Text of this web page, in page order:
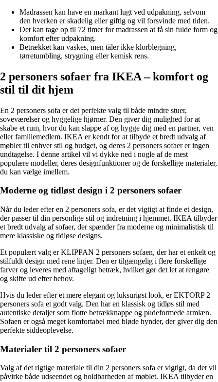
Madrassen kan have en markant lugt ved udpakning, selvom
den hverken er skadelig eller giftig og vil forsvinde med tiden.
Det kan tage op til 72 timer for madrassen at få sin fulde form og
komfort efter udpakning.
Betrækket kan vaskes, men tåler ikke klorblegning,
tørretumbling, strygning eller kemisk rens.
2 personers sofaer fra IKEA – komfort og
stil til dit hjem
En 2 personers sofa er det perfekte valg til både mindre stuer,
soveværelser og hyggelige hjørner. Den giver dig mulighed for at
skabe et rum, hvor du kan slappe af og hygge dig med en partner, ven
eller familiemedlem. IKEA er kendt for at tilbyde et bredt udvalg af
møbler til enhver stil og budget, og deres 2 personers sofaer er ingen
undtagelse. I denne artikel vil vi dykke ned i nogle af de mest
populære modeller, deres designfunktioner og de forskellige materialer,
du kan vælge imellem.
Moderne og tidløst design i 2 personers sofaer
Når du leder efter en 2 personers sofa, er det vigtigt at finde et design,
der passer til din personlige stil og indretning i hjemmet. IKEA tilbyder
et bredt udvalg af sofaer, der spænder fra moderne og minimalistisk til
mere klassiske og tidløse designs.
Et populært valg er KLIPPAN 2 personers sofaen, der har et enkelt og
stilfuldt design med rene linjer. Den er tilgængelig i flere forskellige
farver og leveres med aftageligt betræk, hvilket gør det let at rengøre
og skifte ud efter behov.
Hvis du leder efter et mere elegant og luksuriøst look, er EKTORP 2
personers sofa et godt valg. Den har en klassisk og tidløs stil med
autentiske detaljer som flotte betrækknappe og pudeformede armlæn.
Sofaen er også meget komfortabel med bløde hynder, der giver dig den
perfekte siddeoplevelse.
Materialer til 2 personers sofaer
Valg af det rigtige materiale til din 2 personers sofa er vigtigt, da det vil
påvirke både udseendet og holdbarheden af ​​møblet. IKEA tilbyder en